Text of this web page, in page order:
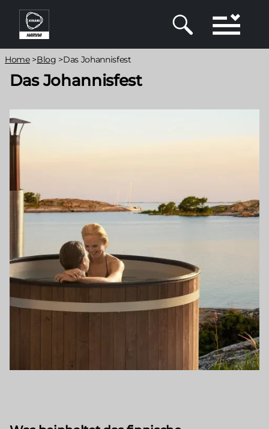
Direkt
Inhalt
Pfadnavigation
Home>Blog >Das Johannisfest
Das Johannisfest